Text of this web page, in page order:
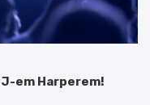
em Harperem!